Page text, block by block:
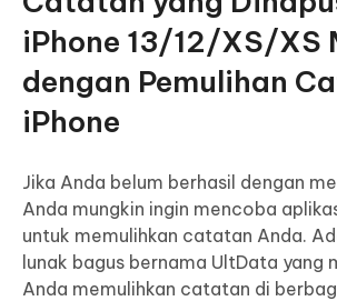
iPhone 13/12/XS/XS
dengan Pemulihan
iPhone
Jika Anda belum berhasil dengan
Anda mungkin ingin mencoba
untuk memulihkan catatan Anda.
lunak bagus bernama UltData yang
Anda memulihkan catatan di